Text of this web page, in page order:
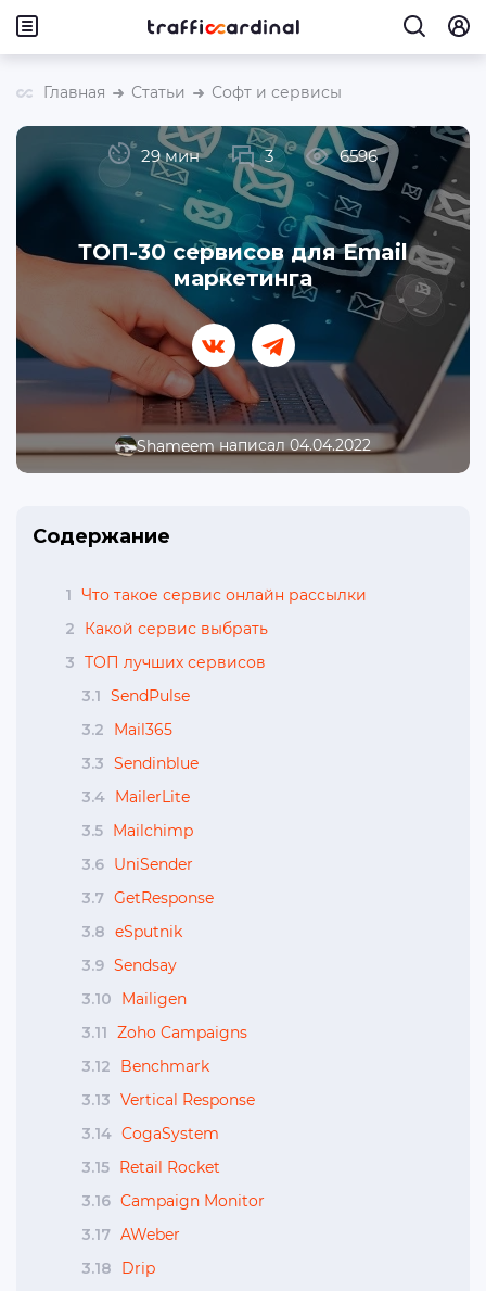
Главная Статьи Софт и сервисы
Shameemнаписал 04.04.2022
ТОП-30 сервисов для Email
маркетинга
29 мин 3 6596
Содержание
1 Что такое сервис онлайн рассылки
2
Какой сервис выбрать
3 ТОП лучших сервисов
3.1 SendPulse
3.2
Mail365
3.3 Sendinblue
3.4 MailerLite
3.5 Mailchimp
3.6 UniSender
3.7 GetResponse
3.8 eSputnik
3.9 Sendsay
3.10
Mailigen
3.11 Zoho Campaigns
3.12
Benchmark
3.13 Vertical Response
3.14 CogaSystem
3.15 Retail Rocket
3.16 Campaign Monitor
3.17 AWeber
3.18
Drip